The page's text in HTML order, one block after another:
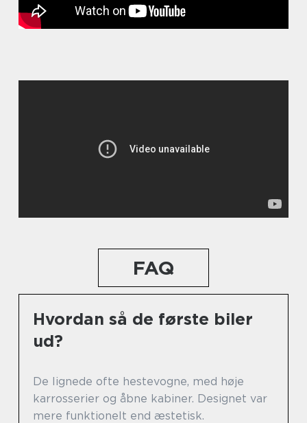
FAQ
Hvordan så de første biler
ud?
De lignede ofte hestevogne, med høje
karrosserier og åbne kabiner. Designet var
mere funktionelt end æstetisk.